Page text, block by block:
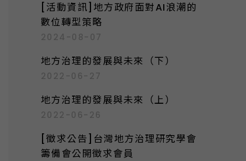
[活動資訊]地方政府面對AI浪潮的
數位轉型策略
2024-08-07
地方治理的發展與未來（下）
2022-06-27
地方治理的發展與未來（上）
2022-06-26
[徵求公告]台灣地方治理研究學會
籌備會公開徵求會員